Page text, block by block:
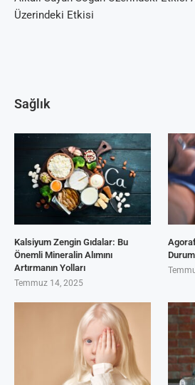
Üzerindeki Etkisi
Sağlık
Kalsiyum Zengin Gıdalar: Bu
Önemli Mineralin Alımını
Artırmanın Yolları
Temmuz 14, 2025